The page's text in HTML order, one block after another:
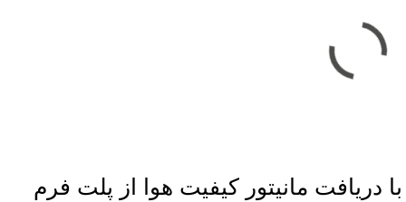
با دریافت مانیتور کیفیت هوا از پلت فرم